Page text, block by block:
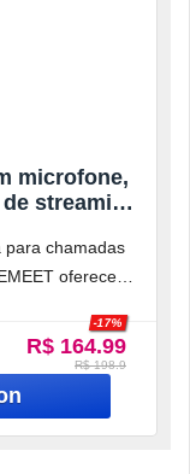
microfone,
streaming
and Play
para chamadas
oferece
R$ 164.99
-17%
R$ 198.9